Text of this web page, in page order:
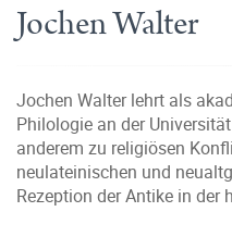
Jochen Walter
Jochen Walter lehrt als
Philologie an der
anderem zu religiösen
neulateinischen und
Rezeption der Antike in der